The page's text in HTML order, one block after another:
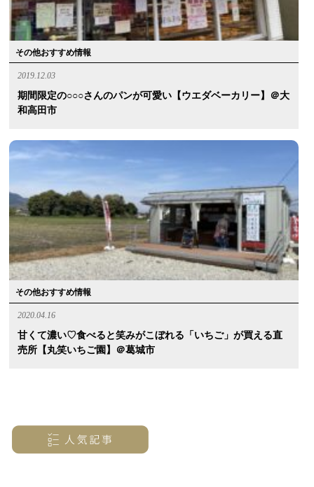
その他おすすめ情報
2019.12.03
期間限定の○○○さんのパンが可愛い【ウエダベーカリー】＠大
和高田市
その他おすすめ情報
2020.04.16
甘くて濃い♡食べると笑みがこぼれる「いちご」が買える直
売所【丸笑いちご園】＠葛城市